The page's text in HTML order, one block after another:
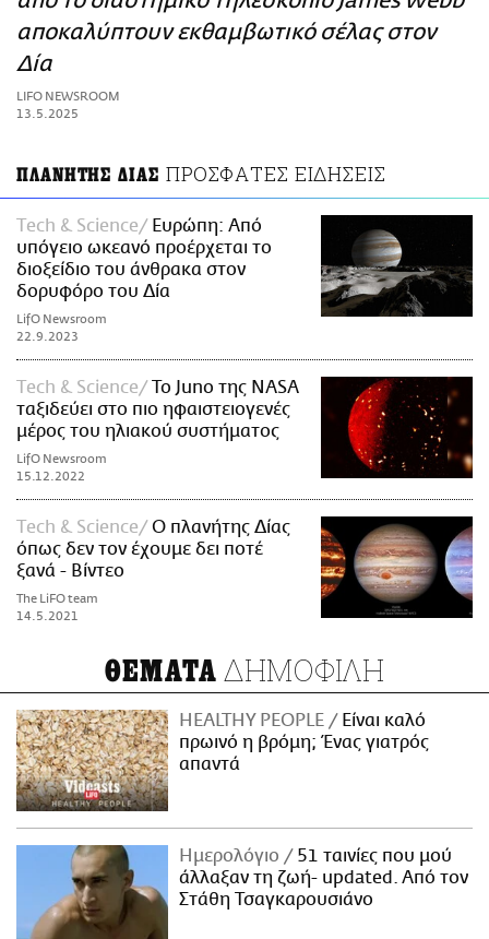
ΑΜΠΑ
PRINT
αποκαλύπτουν εκθαμβωτικό σέλας στον
Δία
LIFO NEWSROOM
13.5.2025
ΠΛΑΝΗΤΗΣ ΔΙΑΣ ΠΡΟΣΦΑΤΕΣ ΕΙΔΗΣΕΙΣ
Τech & Science
Ευρώπη: Από
υπόγειο ωκεανό προέρχεται το
διοξείδιο του άνθρακα στον
δορυφόρο του Δία
LifO Newsroom
22.9.2023
Τech & Science
Το Juno της NASA
ταξιδεύει στο πιο ηφαιστειογενές
μέρος του ηλιακού συστήματος
LifO Newsroom
15.12.2022
Τech & Science
Ο πλανήτης Δίας
όπως δεν τον έχουμε δει ποτέ
ξανά - Βίντεο
The LiFO team
14.5.2021
ΘΕΜΑΤΑ ΔΗΜΟΦΙΛΗ
HEALTHY PEOPLE
Είναι καλό
πρωινό η βρόμη; Ένας γιατρός
απαντά
Ημερολόγιο
51 ταινίες που μού
άλλαξαν τη ζωή- updated. Aπό τον
Στάθη Τσαγκαρουσιάνο